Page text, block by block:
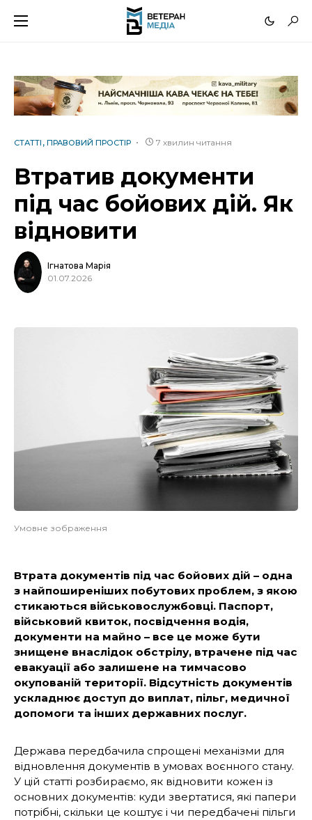
СТАТТІ ПРАВОВИЙ ПРОСТІР 7 хвилин читання
Втратив документи
під час бойових дій. Як
відновити
Ігнатова Марія
01.07.2026
Умовне зображення
Втрата документів під час бойових дій – одна
з найпоширеніших побутових проблем, з якою
стикаються військовослужбовці. Паспорт,
військовий квиток, посвідчення водія,
документи на майно – все це може бути
знищене внаслідок обстрілу, втрачене під час
евакуації або залишене на тимчасово
окупованій території. Відсутність документів
ускладнює доступ до виплат, пільг, медичної
допомоги та інших державних послуг.
Держава передбачила спрощені механізми для
відновлення документів в умовах воєнного стану.
У цій статті розбираємо, як відновити кожен із
основних документів: куди звертатися, які папери
потрібні, скільки це коштує і чи передбачені пільги